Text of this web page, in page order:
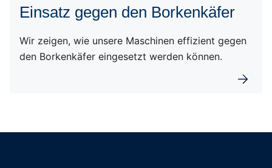
Einsatz gegen den Borkenkäfer
Wir zeigen, wie unsere Maschinen effizient gegen
den Borkenkäfer eingesetzt werden können.